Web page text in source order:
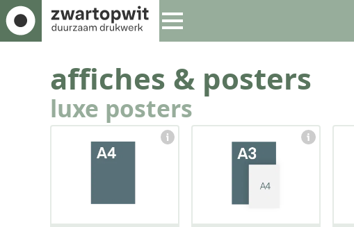
affiches & posters
luxe posters
afmeting:
210 x 297 mm
afmeting:
297 x 420 mm